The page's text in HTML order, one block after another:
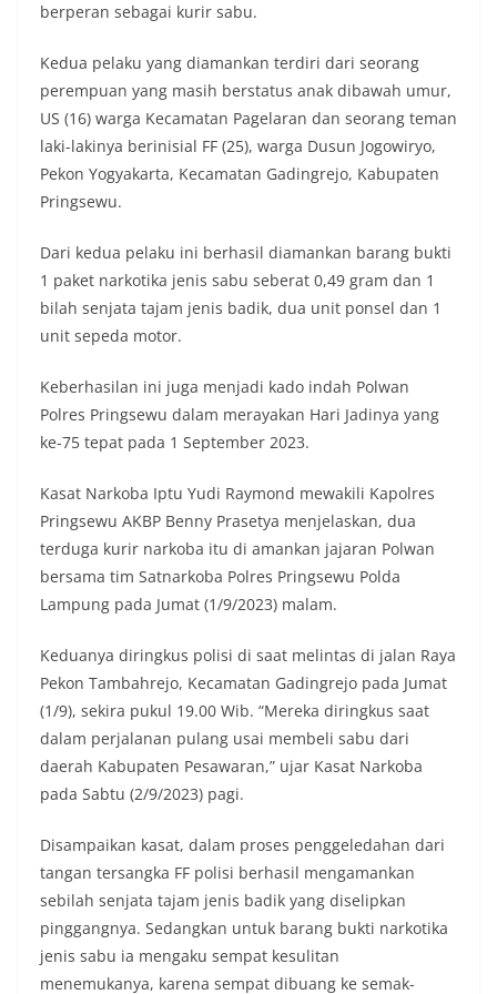
berperan sebagai kurir sabu.
Kedua pelaku yang diamankan terdiri dari seorang
perempuan yang masih berstatus anak dibawah umur,
US (16) warga Kecamatan Pagelaran dan seorang teman
laki-lakinya berinisial FF (25), warga Dusun Jogowiryo,
Pekon Yogyakarta, Kecamatan Gadingrejo, Kabupaten
Pringsewu.
Dari kedua pelaku ini berhasil diamankan barang bukti
1 paket narkotika jenis sabu seberat 0,49 gram dan 1
bilah senjata tajam jenis badik, dua unit ponsel dan 1
unit sepeda motor.
Keberhasilan ini juga menjadi kado indah Polwan
Polres Pringsewu dalam merayakan Hari Jadinya yang
ke-75 tepat pada 1 September 2023.
Kasat Narkoba Iptu Yudi Raymond mewakili Kapolres
Pringsewu AKBP Benny Prasetya menjelaskan, dua
terduga kurir narkoba itu di amankan jajaran Polwan
bersama tim Satnarkoba Polres Pringsewu Polda
Lampung pada Jumat (1/9/2023) malam.
Keduanya diringkus polisi di saat melintas di jalan Raya
Pekon Tambahrejo, Kecamatan Gadingrejo pada Jumat
(1/9), sekira pukul 19.00 Wib. “Mereka diringkus saat
dalam perjalanan pulang usai membeli sabu dari
daerah Kabupaten Pesawaran,” ujar Kasat Narkoba
pada Sabtu (2/9/2023) pagi.
Disampaikan kasat, dalam proses penggeledahan dari
tangan tersangka FF polisi berhasil mengamankan
sebilah senjata tajam jenis badik yang diselipkan
pinggangnya. Sedangkan untuk barang bukti narkotika
jenis sabu ia mengaku sempat kesulitan
menemukanya, karena sempat dibuang ke semak-